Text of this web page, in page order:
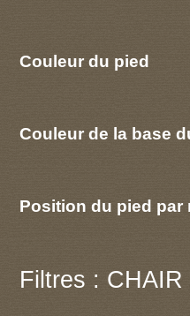
Couleur du pied
Couleur de la base
Position du pied par
Filtres : CHAIR